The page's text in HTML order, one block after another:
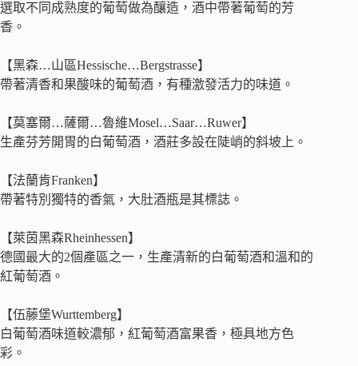
選取不同成熟度的葡萄做為釀造，酒中帶著葡萄的芳
香。
【黑森…山區Hessische…Bergstrasse】
帶著清香和果酸味的葡萄酒，有種激發活力的味道。
【莫塞爾…薩爾…魯維Mosel…Saar…Ruwer】
生產芬芳開胃的白葡萄酒，酒莊多設在陡峭的斜坡上。
【法蘭肯Franken】
帶著特別獨特的香氣，大肚酒瓶是其標誌。
【萊茵黑森Rheinhessen】
德國最大的2個產區之一，生產清新的白葡萄酒和溫和的
紅葡萄酒。
【伍藤堡Wurttemberg】
白葡萄酒味道較濃郁，紅葡萄酒富果香，極具地方色
彩。